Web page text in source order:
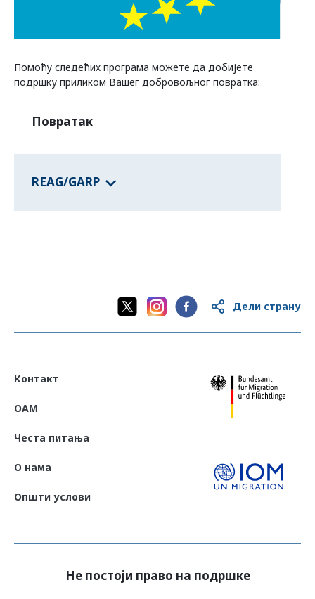
Помоћу следећих програма можете да добијете
подршку приликом Вашег добровољног повратка:
Повратак
REAG/GARP
Дели страну
Контакт
OAM
Честа питања
О нама
Општи услови
Не постоји право на подршке